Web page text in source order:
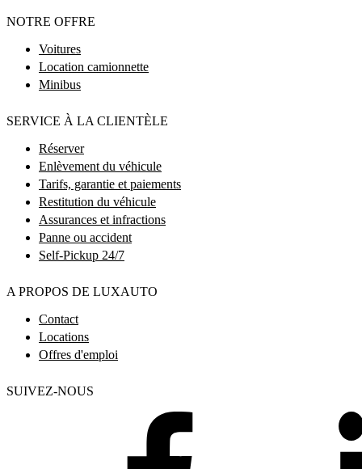
NOTRE OFFRE
Voitures
Location camionnette
Minibus
SERVICE À LA CLIENTÈLE
Réserver
Enlèvement du véhicule
Tarifs, garantie et paiements
Restitution du véhicule
Assurances et infractions
Panne ou accident
Self-Pickup 24/7
A PROPOS DE LUXAUTO
Contact
Locations
Offres d'emploi
SUIVEZ-NOUS